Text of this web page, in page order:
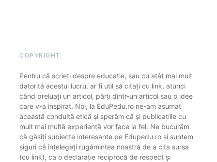
COPYRIGHT
Pentru că scrieți despre educație, sau cu atât mai mult
datorită acestui lucru, ar fi util să citați cu link, atunci
când preluați un articol, părți dintr-un articol sau o idee
care v-a inspirat. Noi, la EduPedu.ro ne-am asumat
această conduită etică și sperăm că și publicațiile cu
mult mai multă experiență vor face la fel. Ne bucurăm
că găsiți subiecte interesante pe Edupedu.ro și suntem
siguri că înțelegeți rugămintea noastră de a cita sursa
(cu link), ca o declarație reciprocă de respect și